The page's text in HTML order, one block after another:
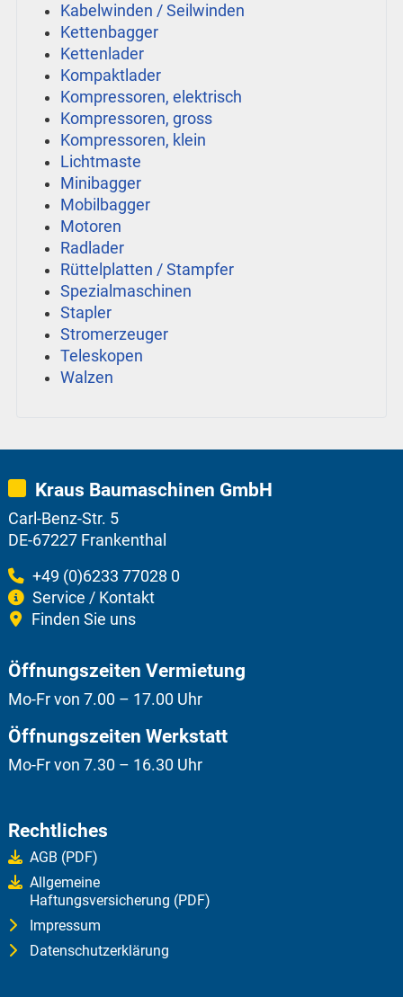
Kabelwinden / Seilwinden
Kettenbagger
Kettenlader
Kompaktlader
Kompressoren, elektrisch
Kompressoren, gross
Kompressoren, klein
Lichtmaste
Minibagger
Mobilbagger
Motoren
Radlader
Rüttelplatten / Stampfer
Spezialmaschinen
Stapler
Stromerzeuger
Teleskopen
Walzen
Kraus Baumaschinen GmbH
Carl-Benz-Str. 5
DE-67227 Frankenthal
+49 (0)6233 77028 0
Service / Kontakt
Finden Sie uns
Öffnungszeiten Vermietung
Mo-Fr von 7.00 – 17.00 Uhr
Öffnungszeiten Werkstatt
Mo-Fr von 7.30 – 16.30 Uhr
Rechtliches
AGB (PDF)
Allgemeine
Haftungsversicherung (PDF)
Impressum
Datenschutzerklärung